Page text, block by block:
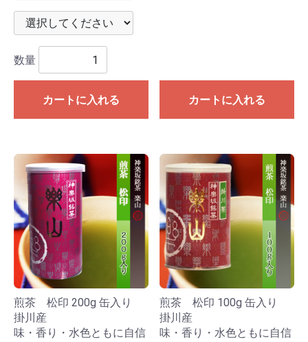
数量
カートに入れる カートに入れる
煎茶 松印 200g 缶入り
掛川産
味・香り・水色ともに自信
煎茶 松印 100g 缶入り
掛川産
味・香り・水色ともに自信